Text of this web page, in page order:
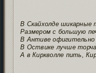
В Скайхолде шикарные
Размером с большую
В Антиве
В Оствике лучше
А в Киркволле пить,